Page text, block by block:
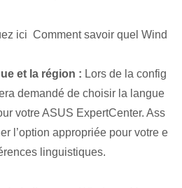
ici Comment savoir quel Wind
et la ‌région : Lors de la config
demandé de choisir la langue
votre ASUS ExpertCenter. Ass
l’option appropriée pour votre e
linguistiques.